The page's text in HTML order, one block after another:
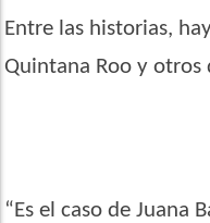
Entre las historias,
Quintana Roo y
“Es el caso de Juana